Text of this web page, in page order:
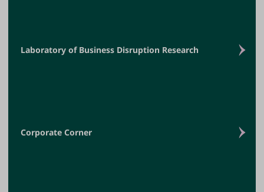
Laboratory of Business Disruption Research
Corporate Corner